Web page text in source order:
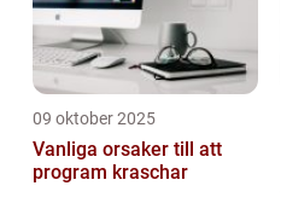
09 oktober 2025
Vanliga orsaker till att
program kraschar